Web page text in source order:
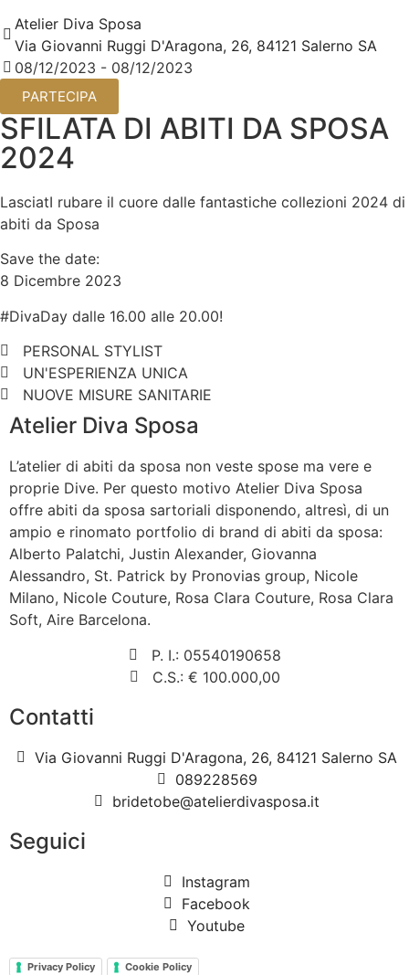
Atelier Diva Sposa
Via Giovanni Ruggi D'Aragona, 26, 84121 Salerno SA
08/12/2023 - 08/12/2023
PARTECIPA
SFILATA DI ABITI DA SPOSA
2024
LasciatI rubare il cuore dalle fantastiche collezioni 2024 di
abiti da Sposa
Save the date:
8 Dicembre 2023
#DivaDay dalle 16.00 alle 20.00!
PERSONAL STYLIST
UN'ESPERIENZA UNICA
NUOVE MISURE SANITARIE
Atelier Diva Sposa
L’atelier di abiti da sposa non veste spose ma vere e
proprie Dive. Per questo motivo Atelier Diva Sposa
offre abiti da sposa sartoriali disponendo, altresì, di un
ampio e rinomato portfolio di brand di abiti da sposa:
Alberto Palatchi, Justin Alexander, Giovanna
Alessandro, St. Patrick by Pronovias group, Nicole
Milano, Nicole Couture, Rosa Clara Couture, Rosa Clara
Soft, Aire Barcelona.
P. I.: 05540190658
C.S.: € 100.000,00
Contatti
Via Giovanni Ruggi D'Aragona, 26, 84121 Salerno SA
089228569
bridetobe@atelierdivasposa.it
Seguici
Instagram
Facebook
Youtube
Privacy Policy Cookie Policy